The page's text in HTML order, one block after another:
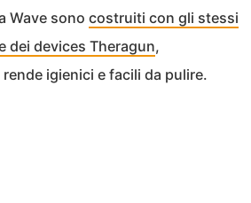
Wave sono costruiti con gli stessi
dei devices Theragun,
igienici e facili da pulire.